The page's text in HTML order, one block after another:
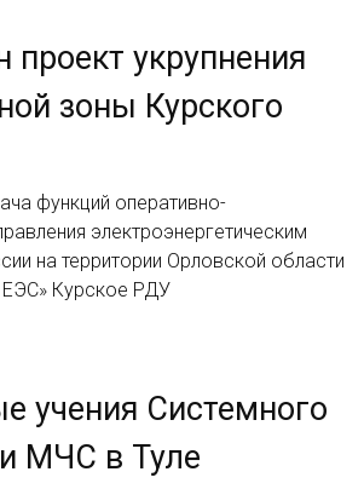
проект укрупнения
зоны Курского
функций оперативно-
электроэнергетическим
на территории Орловской области
Курское РДУ
учения Системного
МЧС в Туле